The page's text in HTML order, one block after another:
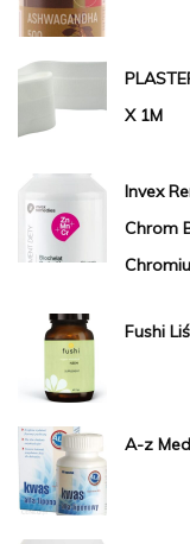
X 1M
Invex
Chrom
Fushi
A-z